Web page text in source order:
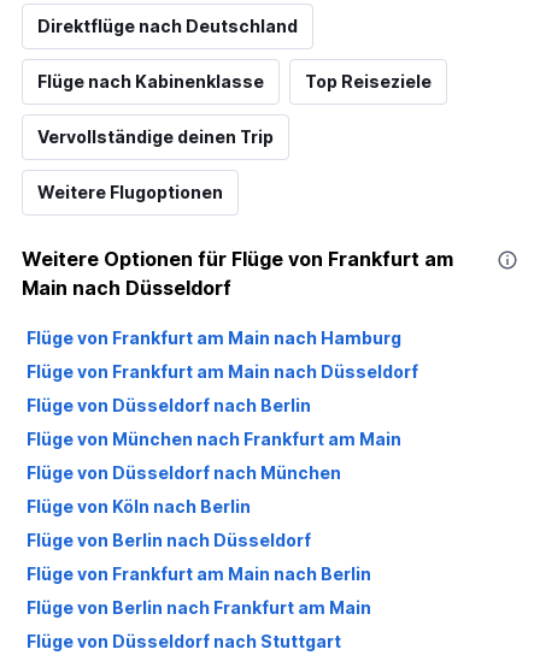
Direktflüge nach Deutschland
Flüge nach Kabinenklasse Top Reiseziele
Vervollständige deinen Trip
Weitere Flugoptionen
Weitere Optionen für Flüge von Frankfurt am
Main nach Düsseldorf
Flüge von Frankfurt am Main nach Hamburg
Flüge von Frankfurt am Main nach Düsseldorf
Flüge von Düsseldorf nach Berlin
Flüge von München nach Frankfurt am Main
Flüge von Düsseldorf nach München
Flüge von Köln nach Berlin
Flüge von Berlin nach Düsseldorf
Flüge von Frankfurt am Main nach Berlin
Flüge von Berlin nach Frankfurt am Main
Flüge von Düsseldorf nach Stuttgart